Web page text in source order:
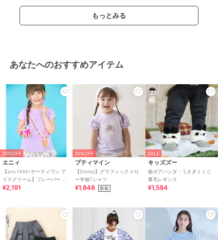
もっとみる
あなたへのおすすめアイテム
30%OFF
エニィ
【any FAM×サーティワン ア
イスクリーム】フレーバー ポ
シェットTシャツ
¥2,191
30%OFF
プティマイン
【Disney】グラフィックメロ
ー半袖Tシャツ
¥1,848 新着
SALE
キッズズー
裾ボアパンダ・うさぎミミニ
裏毛レギンス
¥1,584